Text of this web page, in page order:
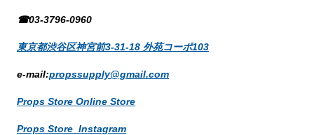
☎03-3796-0960
東京都渋谷区神宮前3-31-18 外苑コーポ103
e-mail:propssupply@gmail.com
Props Store Online Store
Props Store Instagram